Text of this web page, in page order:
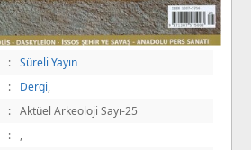
: Süreli Yayın
: Dergi,
: Aktüel Arkeoloji Sayı-25
: ,